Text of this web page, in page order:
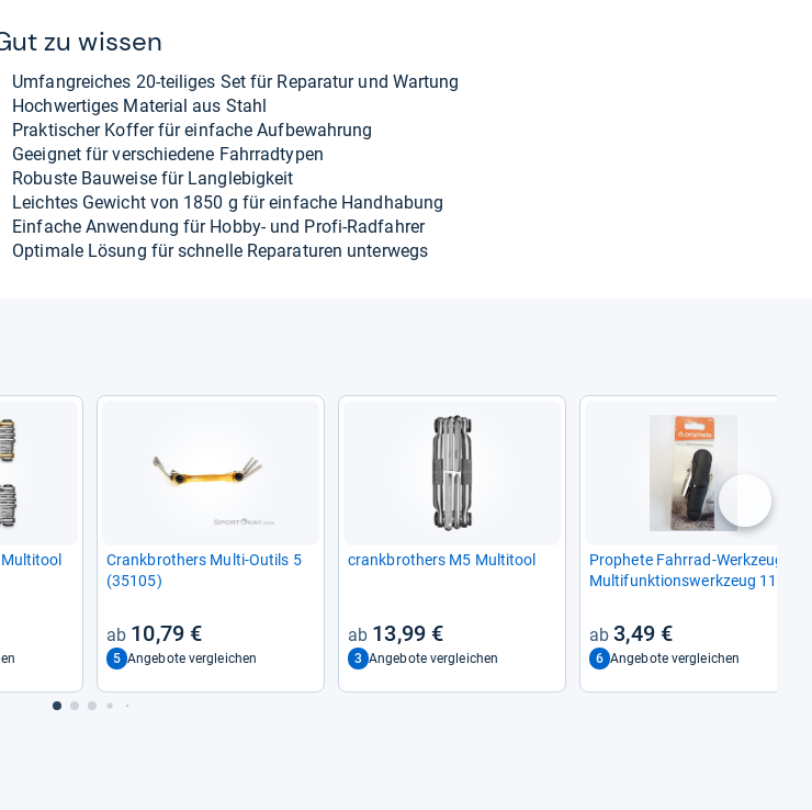
zu wis­sen
Umfang­rei­ches 20-​tei­li­ges Set für Repa­ra­tur und War­tung
Hoch­wer­ti­ges Mate­rial aus Stahl
Prak­ti­scher Kof­fer für ein­fa­che Auf­be­wah­rung
Geeig­net für ver­schie­dene Fahr­rad­t­y­pen
Robuste Bau­weise für Lang­le­big­keit
Leich­tes Gewicht von 1850 g für ein­fa­che Hand­ha­bung
Ein­fa­che Anwen­dung für Hobby-​ und Profi-​Rad­fah­rer
Opti­male Lösung für schnelle Repa­ra­tu­ren unter­wegs
Crank­bro­thers Multi-​Outils 5
(35105)
10,79 €
5 Angebote vergleichen
crank­bro­thers M5 Mul­ti­tool
13,99 €
3 Angebote vergleichen
Pro­phete Fahr­rad-​Werk­zeug
Mul­ti­funk­ti­ons­werk­zeug 11
3,49 €
6 Angebote vergleichen
nächste